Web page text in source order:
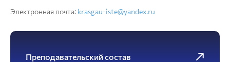
Электронная почта: krasgau-iste@yandex.ru
Преподавательский состав